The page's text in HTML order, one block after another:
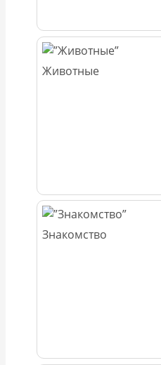
Животные
Знакомство